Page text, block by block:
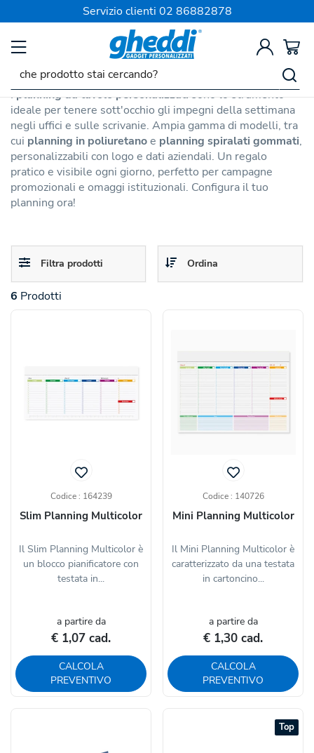
Servizio clienti 02 86882878
SPEDIZIONE SEMPRE GRATIS
Agende 2027
Planning Personalizzati 2027
Iplanning da tavolo personalizzatisono lo strumento
ideale per tenere sott'occhio gli impegni della settimana
negli uffici e sulle scrivanie. Ampia gamma di modelli, tra
cui planning in poliuretanoe planning spiralati gommati,
personalizzabili con logo e dati aziendali. Un regalo
pratico e visibile ogni giorno, perfetto per campagne
promozionali e omaggi istituzionali. Configura il tuo
planning ora!
Toggle
navigation
Filtra prodotti
Toggle
navigation
Ordina
6 Prodotti
Codice : 164239
Slim Planning Multicolor
Il Slim Planning Multicolor è
un blocco pianificatore con
testata in...
a partire da
€ 1,07 cad.
CALCOLA
PREVENTIVO
Codice : 140726
Mini Planning Multicolor
Il Mini Planning Multicolor è
caratterizzato da una testata
in cartoncino...
a partire da
€ 1,30 cad.
CALCOLA
PREVENTIVO
Top